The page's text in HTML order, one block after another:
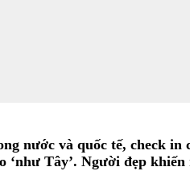
nước và quốc tế, check
‘như Tây’. Người đẹp